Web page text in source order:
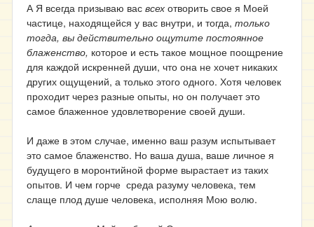
А Я всегда призываю вас всех отворить свое я Моей
частице, находящейся у вас внутри, и тогда, только
тогда, вы действительно ощутите постоянное
блаженство, которое и есть такое мощное поощрение
для каждой искренней души, что она не хочет никаких
других ощущений, а только этого одного. Хотя человек
проходит через разные опыты, но он получает это
самое блаженное удовлетворение своей души.
И даже в этом случае, именно ваш разум испытывает
это самое блаженство. Но ваша душа, ваше личное я
будущего в моронтийной форме вырастает из таких
опытов. И чем горче среда разуму человека, тем
слаще плод душе человека, исполняя Мою волю.